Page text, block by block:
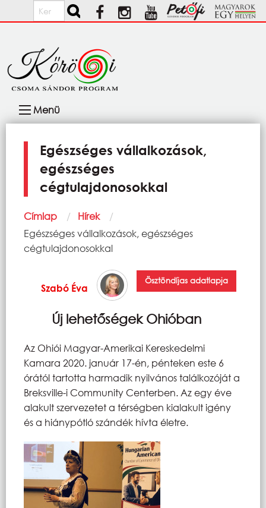
Ugrás a tartalomra
Keresés
navigáció
Menü
Egészséges vállalkozások,
egészséges
cégtulajdonosokkal
Morzsa
Címlap
Hírek
Current:
Egészséges vállalkozások, egészséges
cégtulajdonosokkal
Szabó Éva
Ösztöndíjas adatlapja
Új lehetőségek Ohióban
Az Ohiói Magyar-Amerikai Kereskedelmi
Kamara 2020. január 17-én, pénteken este 6
órától tartotta harmadik nyilvános találkozóját a
Breksville-i Community Centerben. Az egy éve
alakult szervezetet a térségben kialakult igény
és a hiánypótló szándék hívta életre.